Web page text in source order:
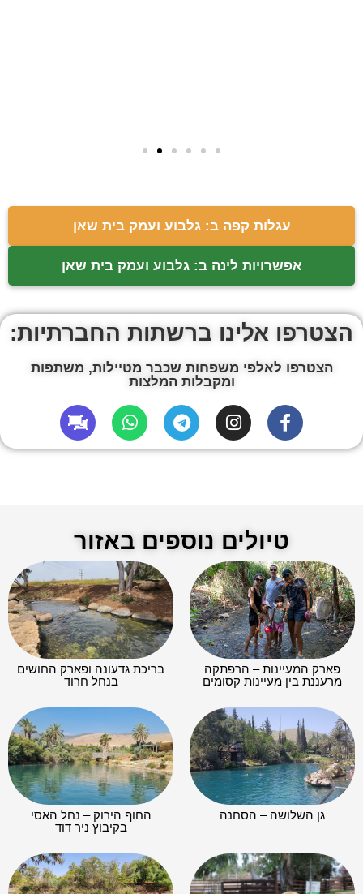
עגלות קפה ב: גלבוע ועמק בית שאן
אפשרויות לינה ב: גלבוע ועמק בית שאן
הצטרפו אלינו ברשתות החברתיות:
הצטרפו לאלפי משפחות שכבר מטיילות, משתפות
ומקבלות המלצות
טיולים נוספים באזור
פארק המעיינות – הרפתקה
מרעננת בין מעיינות קסומים
בריכת גדעונה ופארק החושים
בנחל חרוד
גן השלושה – הסחנה
החוף הירוק – נחל האסי
בקיבוץ ניר דוד